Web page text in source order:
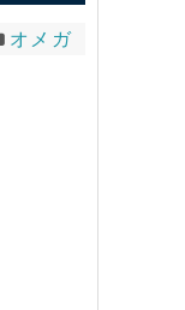
オメガ